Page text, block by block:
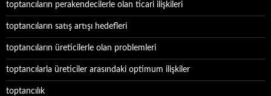
toptancıların perakendecilerle olan ticari ilişkileri
toptancıların satış artışı hedefleri
toptancıların üreticilerle olan problemleri
toptancılarla üreticiler arasındaki optimum ilişkiler
toptancılık